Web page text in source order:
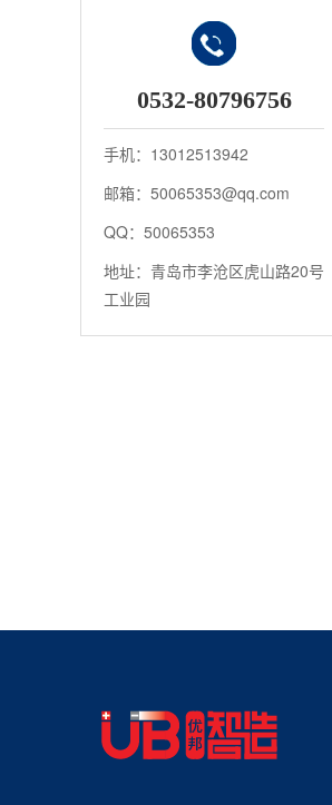
0532-80796756
手机：13012513942
邮箱：50065353@qq.com
QQ：50065353
地址：青岛市李沧区虎山路20号
工业园